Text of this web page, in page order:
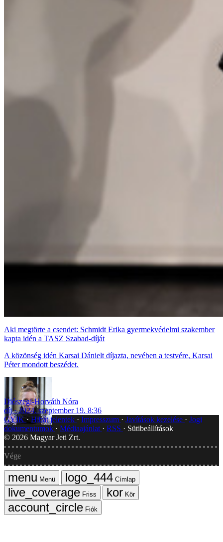
Aki megtörte a csendet: Schmidt Erika gyermekvédelmi szakember
kapta idén a TASZ Szabad-díját
A közönség idén Karsai Dánielt díjazta, nevében a testvére, Karsai
Péter mondott beszédet.
Diószegi-Horváth Nóra
díj
2024. szeptember 19. 8:36
GYIK Hibát jelentek Impresszum Javítások kezelése
Jogi
dokumentumok
Médiaajánlat RSS
Sütibeállítások
© 2026 Magyar Jeti Zrt.
Vége
Menü
Címlap
Friss
Kör
Fiók